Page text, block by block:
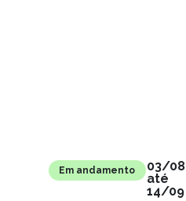
Em andamento
03/08
até
14/09